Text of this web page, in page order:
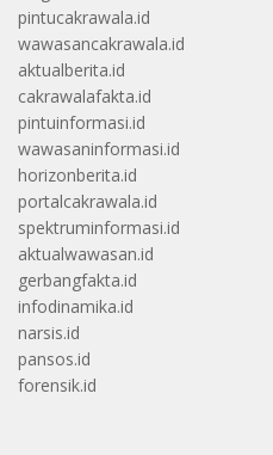
pintucakrawala.id
wawasancakrawala.id
aktualberita.id
cakrawalafakta.id
pintuinformasi.id
wawasaninformasi.id
horizonberita.id
portalcakrawala.id
spektruminformasi.id
aktualwawasan.id
gerbangfakta.id
infodinamika.id
narsis.id
pansos.id
forensik.id